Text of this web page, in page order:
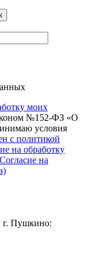
моих
№152-ФЗ «О
условия
с политикой
на обработку
Согласие на
г. Пушкино: